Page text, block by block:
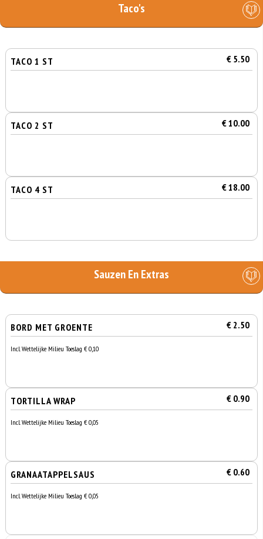
Taco's
TACO 1 ST € 5.50
TACO 2 ST € 10.00
TACO 4 ST € 18.00
Sauzen En Extras
BORD MET GROENTE € 2.50
Incl. Wettelijke Milieu Toeslag € 0,10
TORTILLA WRAP € 0.90
Incl. Wettelijke Milieu Toeslag € 0,05
GRANAATAPPELSAUS € 0.60
Incl. Wettelijke Milieu Toeslag € 0,05